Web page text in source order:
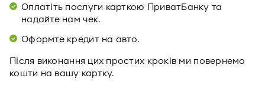
Оплатіть послуги карткою ПриватБанку та
надайте нам чек.
Оформте кредит на авто.
Після виконання цих простих кроків ми повернемо
кошти на вашу картку.